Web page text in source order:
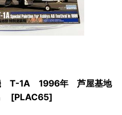
T-1A 1996年 芦屋基地
[PLAC65]